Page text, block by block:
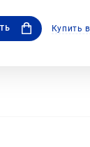
Купить